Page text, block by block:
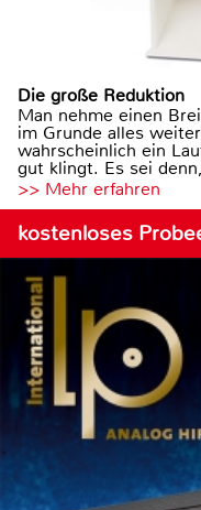
Die große Reduktion
Man nehme einen
im Grunde alles
wahrscheinlich ein
gut klingt. Es sei
>> Mehr erfahren
kostenloses